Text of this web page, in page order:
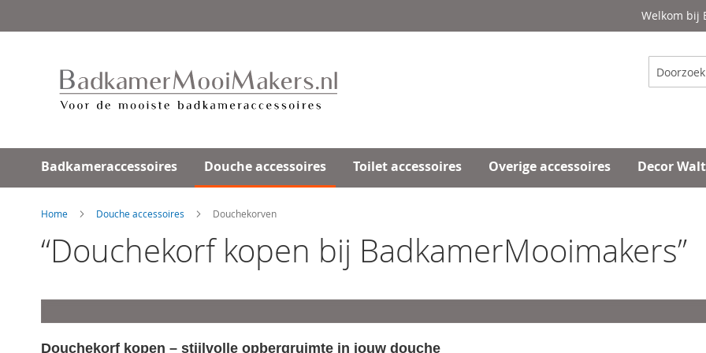
direct
inhoud
Welkom bij
Zoeken
Badkameraccessoires Douche accessoires Toilet accessoires Overige accessoires Decor
Home Douche accessoires Douchekorven
“Douchekorf kopen bij BadkamerMooimakers”
Douchekorf kopen – stijlvolle opbergruimte in jouw douche